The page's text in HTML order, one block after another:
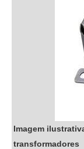
Imagem
transformadores